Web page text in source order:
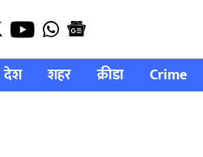
देश शहर क्रीडा Crime